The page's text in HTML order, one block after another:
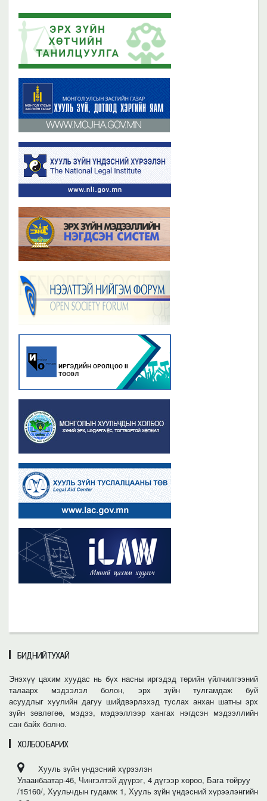
Эрх зүйн хөтчийн цахим сургалтын платформ /elearn.nli.gov.mn/ -д
байршсан сургалтын жагсаалттай танилцана уу
2023 оны 11 сарын 02
Бүх мэдээ
Эрх зүйн хөтөч бэлтгэх сургалтын хөтөлбөр
2019 оны 06 сарын 21
БИДНИЙ ТУХАЙ
Энэхүү цахим хуудас нь бүх насны иргэдэд төрийн үйлчилгээний
талаарх мэдээлэл болон, эрх зүйн тулгамдаж буй
асуудлыг хуулийн дагуу шийдвэрлэхэд туслах анхан шатны эрх
зүйн зөвлөгөө, мэдээ, мэдээллээр хангах нэгдсэн мэдээллийн
сан байх болно.
ХОЛБОО БАРИХ
Хууль зүйн үндэсний хүрээлэн
Улаанбаатар-46, Чингэлтэй дүүрэг, 4 дүгээр хороо, Бага тойруу
/15160/, Хуульчдын гудамж 1, Хууль зүйн үндэсний хүрээлэнгийн